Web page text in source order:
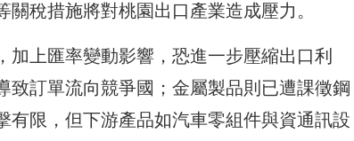
稅措施將對桃園出口產業造成壓力。
上匯率變動影響，恐進一步壓縮出口利
訂單流向競爭國；金屬製品則已遭課徵鋼
限，但下游產品如汽車零組件與資通訊設